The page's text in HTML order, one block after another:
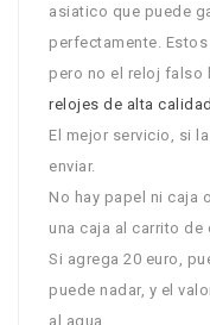
asiatico que puede
perfectamente.
pero no el reloj falso
relojes de alta calidad
El mejor servicio, si
enviar.
No hay papel ni caja
una caja al carrito
Si agrega 20 euro,
puede nadar, y el
al agua.